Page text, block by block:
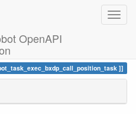
OpenAPI